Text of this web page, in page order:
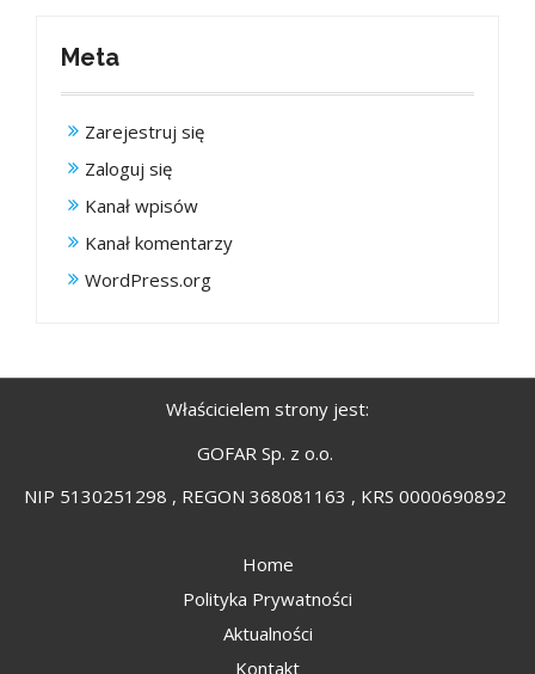
Meta
Zarejestruj się
Zaloguj się
Kanał wpisów
Kanał komentarzy
WordPress.org
Właścicielem strony jest:
GOFAR Sp. z o.o.
NIP 5130251298 , REGON 368081163 , KRS 0000690892
Home
Polityka Prywatności
Aktualności
Kontakt